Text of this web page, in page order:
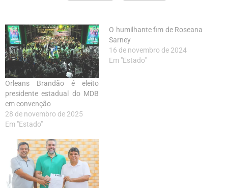
Orleans Brandão é eleito
presidente estadual do MDB
em convenção
28 de novembro de 2025
Em "Estado"
O humilhante fim de Roseana
Sarney
16 de novembro de 2024
Em "Estado"